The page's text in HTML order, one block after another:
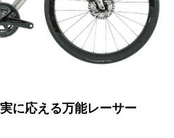
に応える万能レーサー